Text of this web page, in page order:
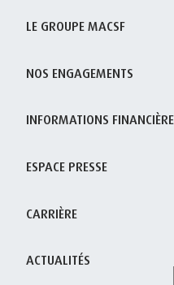
LE GROUPE MACSF
NOS ENGAGEMENTS
INFORMATIONS
ESPACE PRESSE
CARRIÈRE
ACTUALITÉS